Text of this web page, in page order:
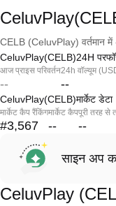
CELB (CeluvPlay) वर्तमान में
CeluvPlay(CELB)24H
आज प्राइस परिवर्तन
--
24h वॉल्यूम
--
CeluvPlay(CELB)मार्केट डेटा
मार्केट कैप रैंकिंग
#3,567
मार्केट कैप
--
पूरी तरह से
--
साइन अप
CeluvPlay